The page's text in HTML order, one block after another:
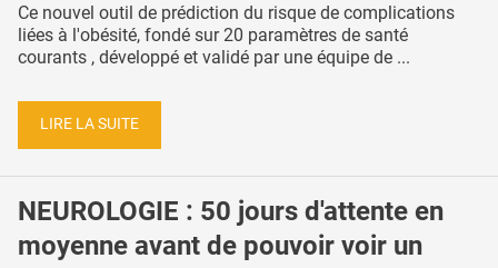
Ce nouvel outil de prédiction du risque de complications
liées à l'obésité, fondé sur 20 paramètres de santé
courants , développé et validé par une équipe de ...
LIRE LA SUITE
NEUROLOGIE : 50 jours d'attente en
moyenne avant de pouvoir voir un